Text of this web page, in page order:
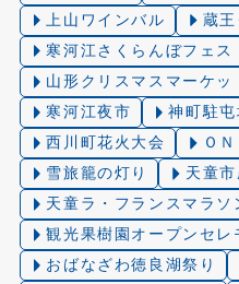
上山ワインバル
蔵
寒河江さくらんぼフェス
山形クリスマスマーケッ
寒河江夜市
神町駐
西川町花火大会
Ｏ
雪旅籠の灯り️
天童市
天童ラ・フランスマラソ
観光果樹園オープンセレ
おばなざわ徳良湖祭り